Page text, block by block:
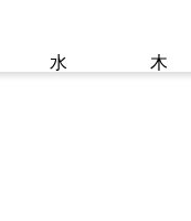
水 木